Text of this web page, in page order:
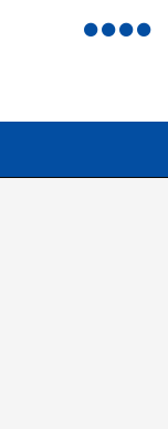
Menu